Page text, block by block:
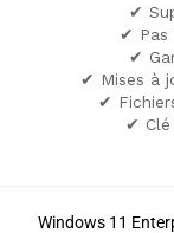
✔
✔ Pas
✔
✔ Mises à
✔
✔
Windows 11